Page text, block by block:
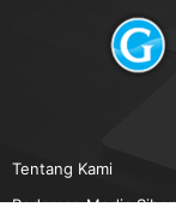
Tentang Kami